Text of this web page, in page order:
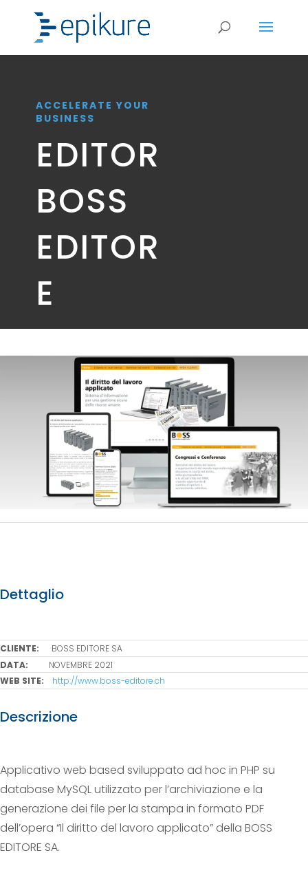
ACCELERATE YOUR
BUSINESS
EDITOR
BOSS
EDITOR
E
Dettaglio
CLIENTE: BOSS EDITORE SA
DATA: NOVEMBRE 2021
WEB SITE: http://www.boss-editore.ch
Descrizione
Applicativo web based sviluppato ad hoc in PHP su
database MySQL utilizzato per l’archiviazione e la
generazione dei file per la stampa in formato PDF
dell’opera “Il diritto del lavoro applicato” della BOSS
EDITORE SA.